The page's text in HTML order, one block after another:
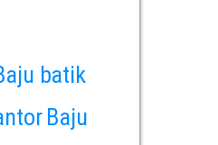
batik
Baju